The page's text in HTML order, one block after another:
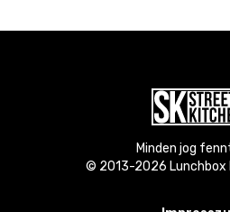
Minden jog
© 2013-2026